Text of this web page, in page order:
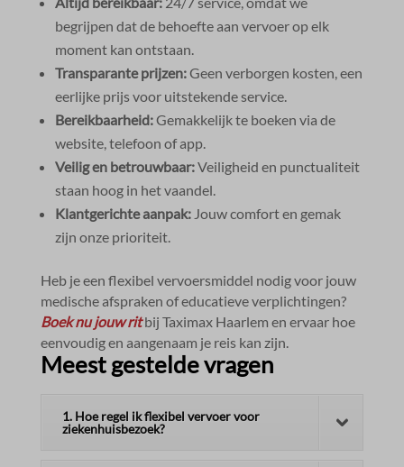
begrijpen dat de behoefte aan vervoer op elk
moment kan ontstaan.​
Transparante prijzen:Geen verborgen kosten, een
eerlijke prijs voor uitstekende service.​
Bereikbaarheid:Gemakkelijk te boeken via de
website, telefoon of app.​
Veilig en betrouwbaar:Veiligheid en punctualiteit
staan hoog in het vaandel.​
Klantgerichte aanpak:Jouw comfort en gemak
zijn onze prioriteit.​
Heb je een flexibel vervoersmiddel nodig voor jouw
medische afspraken of educatieve verplichtingen?
Boek nu jouw ritbij Taximax Haarlem en ervaar hoe
eenvoudig en aangenaam je reis kan zijn.​
Meest gestelde vragen
1. Hoe regel ik flexibel vervoer voor
ziekenhuisbezoek?